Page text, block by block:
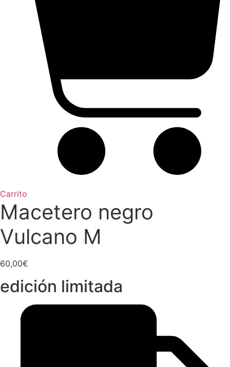
Carrito
Macetero negro
Vulcano M
60,00€
edición limitada